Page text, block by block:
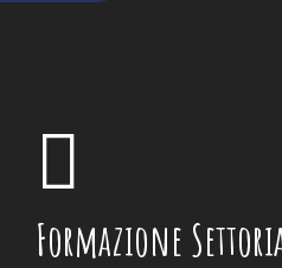
Formazione